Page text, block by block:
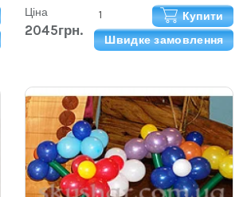
Ціна
2045грн.
Купити
Швидке замовлення